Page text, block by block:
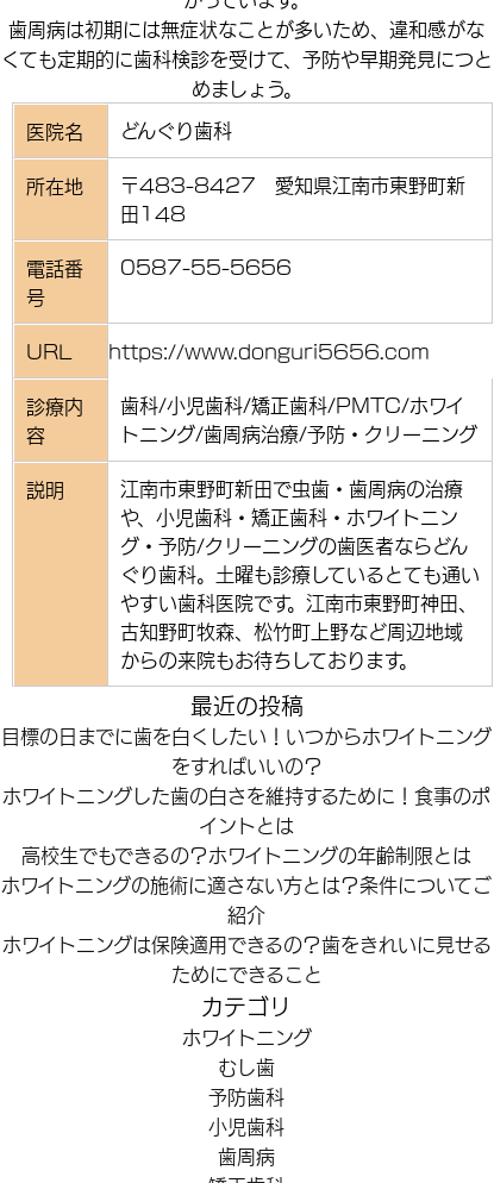
歯周病は初期には無症状なことが多いため、違和感がな
くても定期的に歯科検診を受けて、予防や早期発見につと
めましょう。
医院名
どんぐり歯科
所在地
〒483-8427 愛知県江南市東野町新
田148
電話番
号
0587-55-5656
URL
https://www.donguri5656.com
診療内
容
歯科/小児歯科/矯正歯科/PMTC/ホワイ
トニング/歯周病治療/予防・クリーニング
説明
江南市東野町新田で虫歯・歯周病の治療
や、小児歯科・矯正歯科・ホワイトニン
グ・予防/クリーニングの歯医者ならどん
ぐり歯科。土曜も診療しているとても通い
やすい歯科医院です。江南市東野町神田、
古知野町牧森、松竹町上野など周辺地域
からの来院もお待ちしております。
最近の投稿
目標の日までに歯を白くしたい！いつからホワイトニング
をすればいいの？
ホワイトニングした歯の白さを維持するために！食事のポ
イントとは
高校生でもできるの？ホワイトニングの年齢制限とは
ホワイトニングの施術に適さない方とは？条件についてご
紹介
ホワイトニングは保険適用できるの？歯をきれいに見せる
ためにできること
カテゴリ
ホワイトニング
むし歯
予防歯科
小児歯科
歯周病